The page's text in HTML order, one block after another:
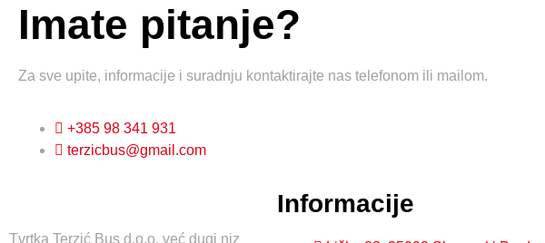
Imate pitanje?
Za sve upite, informacije i suradnju kontaktirajte nas telefonom ili mailom.
+385 98 341 931
terzicbus@gmail.com
Tvrtka Terzić Bus d.o.o. već dugi niz
Informacije